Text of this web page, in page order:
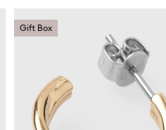
Gift Box